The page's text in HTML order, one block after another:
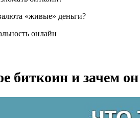
«живые» деньги?
онлайн
биткоин и зачем